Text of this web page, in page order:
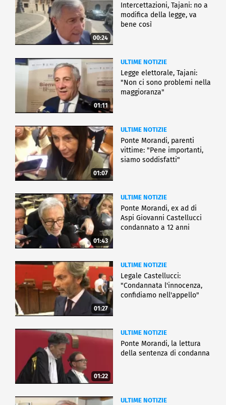
00:24
Intercettazioni, Tajani: no a
modifica della legge, va
bene così
01:11
ULTIME NOTIZIE
Legge elettorale, Tajani:
"Non ci sono problemi nella
maggioranza"
01:07
ULTIME NOTIZIE
Ponte Morandi, parenti
vittime: "Pene importanti,
siamo soddisfatti"
01:43
ULTIME NOTIZIE
Ponte Morandi, ex ad di
Aspi Giovanni Castellucci
condannato a 12 anni
01:27
ULTIME NOTIZIE
Legale Castellucci:
"Condannata l'innocenza,
confidiamo nell'appello"
01:22
ULTIME NOTIZIE
Ponte Morandi, la lettura
della sentenza di condanna
ULTIME NOTIZIE